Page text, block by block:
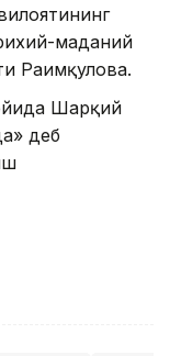
маданий
Раимқулова.
Шарқий
деб